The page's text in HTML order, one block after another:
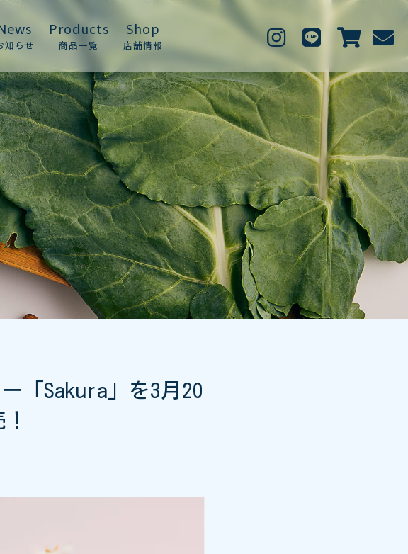
知らせ
Products
商品一覧
Shop
店舗情報
「Sakura」を3月20